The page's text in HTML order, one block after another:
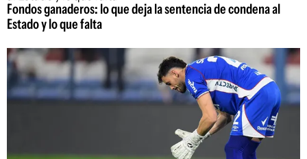
Fondos ganaderos: lo que deja la sentencia de condena al
Estado y lo que falta